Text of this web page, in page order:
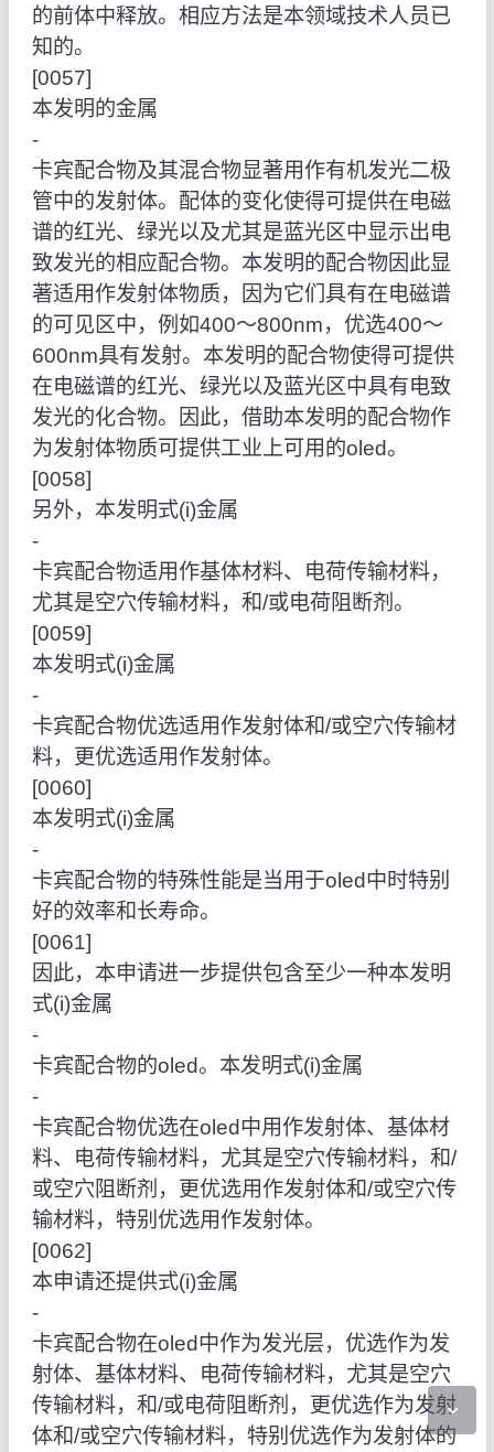
的前体中释放。相应方法是本领域技术人员已
知的。
[0057]
本发明的金属
‑
卡宾配合物及其混合物显著用作有机发光二极
管中的发射体。配体的变化使得可提供在电磁
谱的红光、绿光以及尤其是蓝光区中显示出电
致发光的相应配合物。本发明的配合物因此显
著适用作发射体物质，因为它们具有在电磁谱
的可见区中，例如400～800nm，优选400～
600nm具有发射。本发明的配合物使得可提供
在电磁谱的红光、绿光以及蓝光区中具有电致
发光的化合物。因此，借助本发明的配合物作
为发射体物质可提供工业上可用的oled。
[0058]
另外，本发明式(i)金属
‑
卡宾配合物适用作基体材料、电荷传输材料，
尤其是空穴传输材料，和/或电荷阻断剂。
[0059]
本发明式(i)金属
‑
卡宾配合物优选适用作发射体和/或空穴传输材
料，更优选适用作发射体。
[0060]
本发明式(i)金属
‑
卡宾配合物的特殊性能是当用于oled中时特别
好的效率和长寿命。
[0061]
因此，本申请进一步提供包含至少一种本发明
式(i)金属
‑
卡宾配合物的oled。本发明式(i)金属
‑
卡宾配合物优选在oled中用作发射体、基体材
料、电荷传输材料，尤其是空穴传输材料，和/
或空穴阻断剂，更优选用作发射体和/或空穴传
输材料，特别优选用作发射体。
[0062]
本申请还提供式(i)金属
‑
卡宾配合物在oled中作为发光层，优选作为发
射体、基体材料、电荷传输材料，尤其是空穴
传输材料，和/或电荷阻断剂，更优选作为发射
体和/或空穴传输材料，特别优选作为发射体的